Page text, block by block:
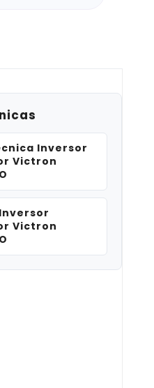
Inversor
Victron
Victron